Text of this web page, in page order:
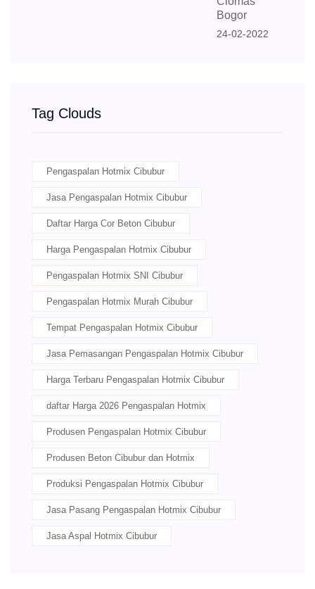
Bogor
24-02-2022
Tag Clouds
Pengaspalan Hotmix Cibubur
Jasa Pengaspalan Hotmix Cibubur
Daftar Harga Cor Beton Cibubur
Harga Pengaspalan Hotmix Cibubur
Pengaspalan Hotmix SNI Cibubur
Pengaspalan Hotmix Murah Cibubur
Tempat Pengaspalan Hotmix Cibubur
Jasa Pemasangan Pengaspalan Hotmix Cibubur
Harga Terbaru Pengaspalan Hotmix Cibubur
daftar Harga 2026 Pengaspalan Hotmix
Produsen Pengaspalan Hotmix Cibubur
Produsen Beton Cibubur dan Hotmix
Produksi Pengaspalan Hotmix Cibubur
Jasa Pasang Pengaspalan Hotmix Cibubur
Jasa Aspal Hotmix Cibubur